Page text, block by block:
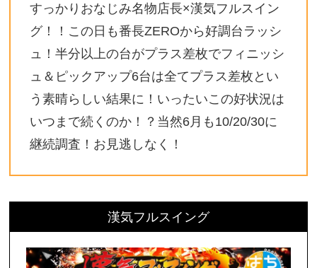
すっかりおなじみ名物店長×漢気フルスイン
グ！！この日も番長ZEROから好調台ラッシ
ュ！半分以上の台がプラス差枚でフィニッシ
ュ＆ピックアップ6台は全てプラス差枚とい
う素晴らしい結果に！いったいこの好状況は
いつまで続くのか！？当然6月も10/20/30に
継続調査！お見逃しなく！
漢気フルスイング